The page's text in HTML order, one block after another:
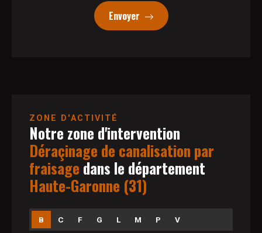
Envoyer
ZONE D'ACTIVITÉ
Notre zone d'intervention
Déraçinage de canalisation par
fraisage dans le département
Haute-Garonne (31)
B C F G L M P V